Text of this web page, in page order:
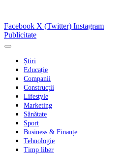
Facebook X (Twitter) Instagram
Publicitate
Știri
Educație
Companii
Construcții
Lifestyle
Marketing
Sănătate
Sport
Business & Finanțe
Tehnologie
Timp liber